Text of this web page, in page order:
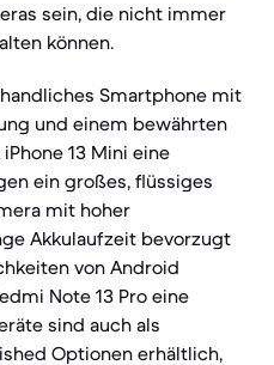
sein, die nicht immer
können.
Smartphone mit
und einem bewährten
13 Mini eine
ein großes, flüssiges
mit hoher
Akkulaufzeit bevorzugt
von Android
Note 13 Pro eine
sind auch als
Optionen erhältlich,